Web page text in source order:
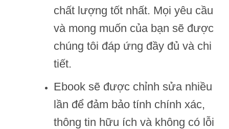
chất lượng tốt nhất. Mọi yêu cầu
và mong muốn của bạn sẽ được
chúng tôi đáp ứng đầy đủ và chi
tiết.
Ebook sẽ được chỉnh sửa nhiều
lần để đảm bảo tính chính xác,
thông tin hữu ích và không có lỗi